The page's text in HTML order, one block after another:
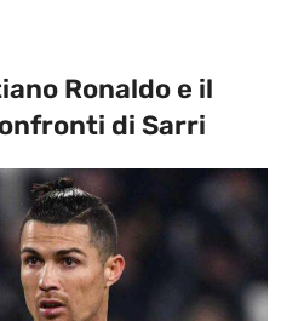
Ronaldo e il
di Sarri